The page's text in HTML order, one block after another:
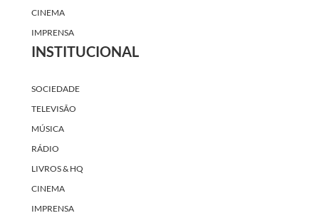
CINEMA
IMPRENSA
INSTITUCIONAL
SOCIEDADE
TELEVISÃO
MÚSICA
RÁDIO
LIVROS & HQ
CINEMA
IMPRENSA